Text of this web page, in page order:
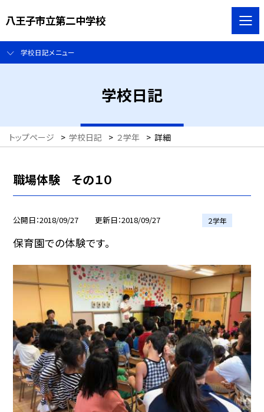
八王子市立第二中学校
学校日記メニュー
学校日記
トップページ > 学校日記 > ２学年 > 詳細
職場体験 その１０
公開日 2018/09/27 更新日 2018/09/27 ２学年
保育園での体験です。